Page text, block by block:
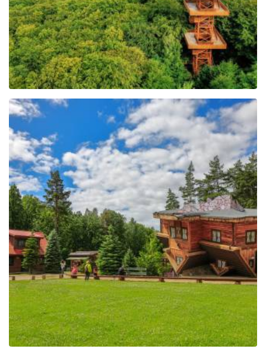
Centrum Edukacji i
Promocji Regionu w
Szymbarku